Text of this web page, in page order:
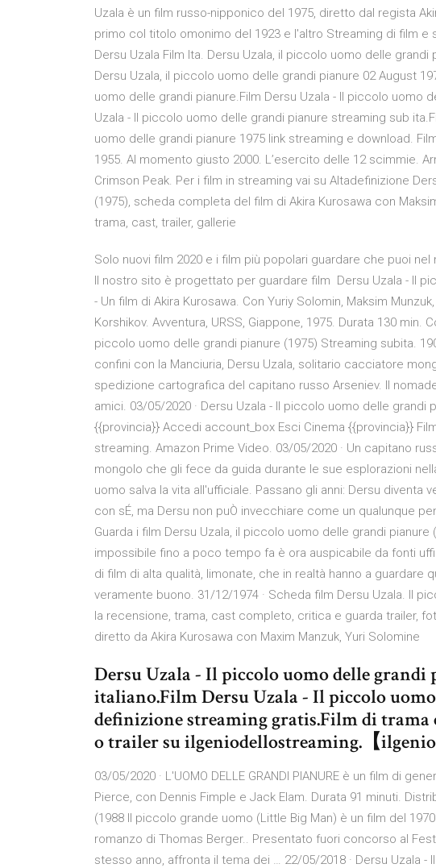
Uzala è un film russo-nipponico del 1975, diretto dal regista
primo col titolo omonimo del 1923 e l'altro Streaming di film
Dersu Uzala Film Ita. Dersu Uzala, il piccolo uomo delle
Dersu Uzala, il piccolo uomo delle grandi pianure 02 August
uomo delle grandi pianure.Film Dersu Uzala - Il piccolo uomo
Uzala - Il piccolo uomo delle grandi pianure streaming sub
uomo delle grandi pianure 1975 link streaming e download.
1955. Al momento giusto 2000. L’esercito delle 12 scimmie.
Crimson Peak. Per i film in streaming vai su Altadefinizione
(1975), scheda completa del film di Akira Kurosawa con
trama, cast, trailer, gallerie
Solo nuovi film 2020 e i film più popolari guardare che puoi
Il nostro sito è progettato per guardare film Dersu Uzala - Il
- Un film di Akira Kurosawa. Con Yuriy Solomin, Maksim
Korshikov. Avventura, URSS, Giappone, 1975. Durata 130 min.
piccolo uomo delle grandi pianure (1975) Streaming subita.
confini con la Manciuria, Dersu Uzala, solitario cacciatore
spedizione cartografica del capitano russo Arseniev. Il
amici. 03/05/2020 · Dersu Uzala - Il piccolo uomo delle
{{provincia}} Accedi account_box Esci Cinema {{provincia}}
streaming. Amazon Prime Video. 03/05/2020 · Un capitano
mongolo che gli fece da guida durante le sue esplorazioni
uomo salva la vita all'ufficiale. Passano gli anni: Dersu
con sÉ, ma Dersu non puÒ invecchiare come un qualunque
Guarda i film Dersu Uzala, il piccolo uomo delle grandi
impossibile fino a poco tempo fa è ora auspicabile da fonti
di film di alta qualità, limonate, che in realtà hanno a guardare
veramente buono. 31/12/1974 · Scheda film Dersu Uzala. Il
la recensione, trama, cast completo, critica e guarda trailer,
diretto da Akira Kurosawa con Maxim Manzuk, Yuri Solomine
Dersu Uzala - Il piccolo uomo delle
italiano.Film Dersu Uzala - Il piccolo
definizione streaming gratis.Film di trama
o trailer su ilgeniodellostreaming.【
03/05/2020 · L'UOMO DELLE GRANDI PIANURE è un film di
Pierce, con Dennis Fimple e Jack Elam. Durata 91 minuti.
(1988 Il piccolo grande uomo (Little Big Man) è un film del
romanzo di Thomas Berger.. Presentato fuori concorso al
stesso anno, affronta il tema dei … 22/05/2018 · Dersu Uzala